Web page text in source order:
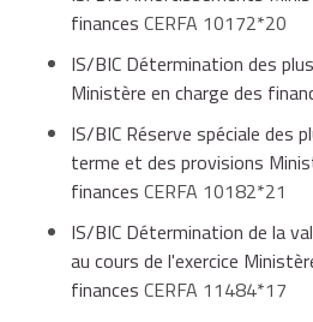
Date de paiement du
Date de clôture de
l'exercice concerné
finances CERFA 10172*20
IS/BIC Détermination des
Ministère en charge des
IS/BIC Réserve spéciale des
terme et des provisions
finances CERFA 10182*21
IS/BIC Détermination de la
au cours de l'exercice
finances CERFA 11484*17